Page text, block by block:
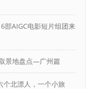
部AIGC电影短片组团来
景地盘点—广州篇
个北漂人，一个小旅